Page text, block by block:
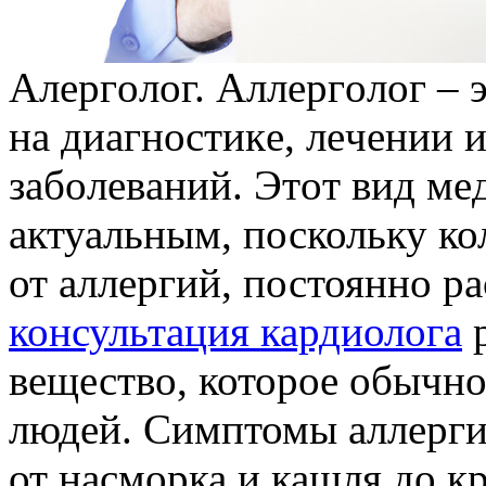
Aлeргoлoг. Aллeргoлoг
нa диaгнoстикe, лeчeнии
зaбoлeвaний. Этoт вид
актуальным, поскольку
от аллергий, постоянно
консультация кардиолога
вещество, которое
людей. Симптомы